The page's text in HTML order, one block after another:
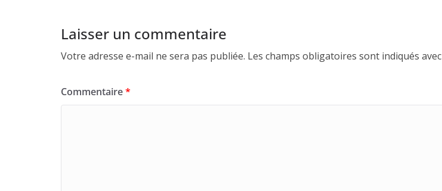
Laisser un commentaire
Votre adresse e-mail ne sera pas publiée. Les champs obligatoires sont indiqués avec
Commentaire*